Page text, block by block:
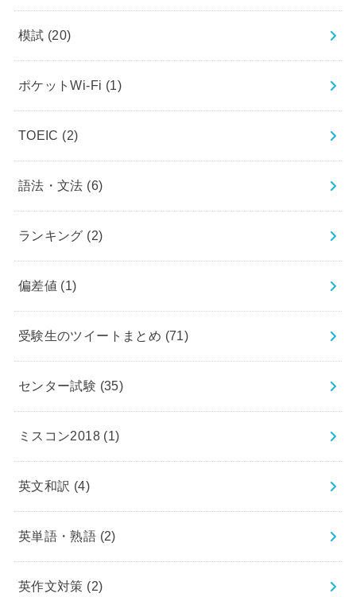
模試 (20)
ポケットWi-Fi (1)
TOEIC (2)
語法・文法 (6)
ランキング (2)
偏差値 (1)
受験生のツイートまとめ (71)
センター試験 (35)
ミスコン2018 (1)
英文和訳 (4)
英単語・熟語 (2)
英作文対策 (2)